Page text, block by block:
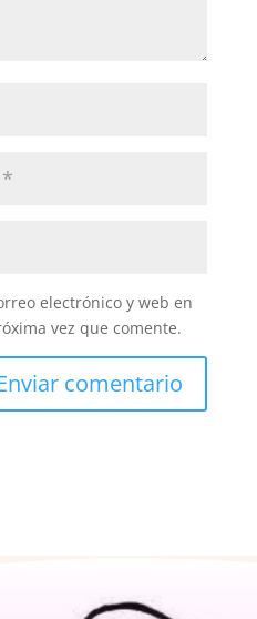
electrónico y web en
vez que comente.